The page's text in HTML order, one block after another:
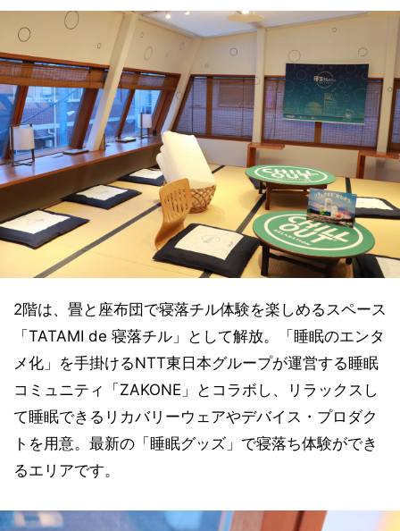
2階は、畳と座布団で寝落チル体験を楽しめるスペース
「TATAMI de 寝落チル」として解放。「睡眠のエンタ
メ化」を手掛けるNTT東日本グループが運営する睡眠
コミュニティ「ZAKONE」とコラボし、リラックスし
て睡眠できるリカバリーウェアやデバイス・プロダク
トを用意。最新の「睡眠グッズ」で寝落ち体験ができ
るエリアです。